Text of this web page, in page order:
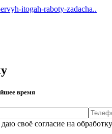
itogah-raboty-zadacha..
время
своё согласие на